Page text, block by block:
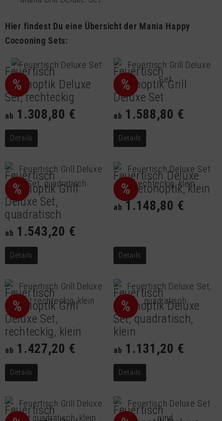
Hier findest Du eine Übersicht der Mania Happy
Cocooning Sets:
%
Feuertisch
Betonoptik Deluxe
Set, rechteckig
ab 1.308,80 €
Details
%
Feuertisch
Betonoptik Grill
Deluxe Set
ab 1.588,80 €
Details
%
Feuertisch
Betonoptik Grill
Deluxe Set,
quadratisch
ab 1.543,20 €
Details
%
Feuertisch Deluxe
Set Betonoptik, klein
ab 1.148,80 €
Details
%
Feuertisch
Betonoptik Grill
Deluxe Set,
rechteckig, klein
ab 1.427,20 €
Details
%
Feuertisch
Betonoptik Deluxe
Set, quadratisch,
klein
ab 1.131,20 €
Details
Feuertisch
Feuertisch